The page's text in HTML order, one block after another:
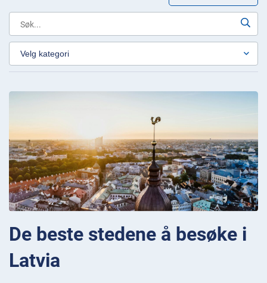
De beste stedene å besøke i
Latvia